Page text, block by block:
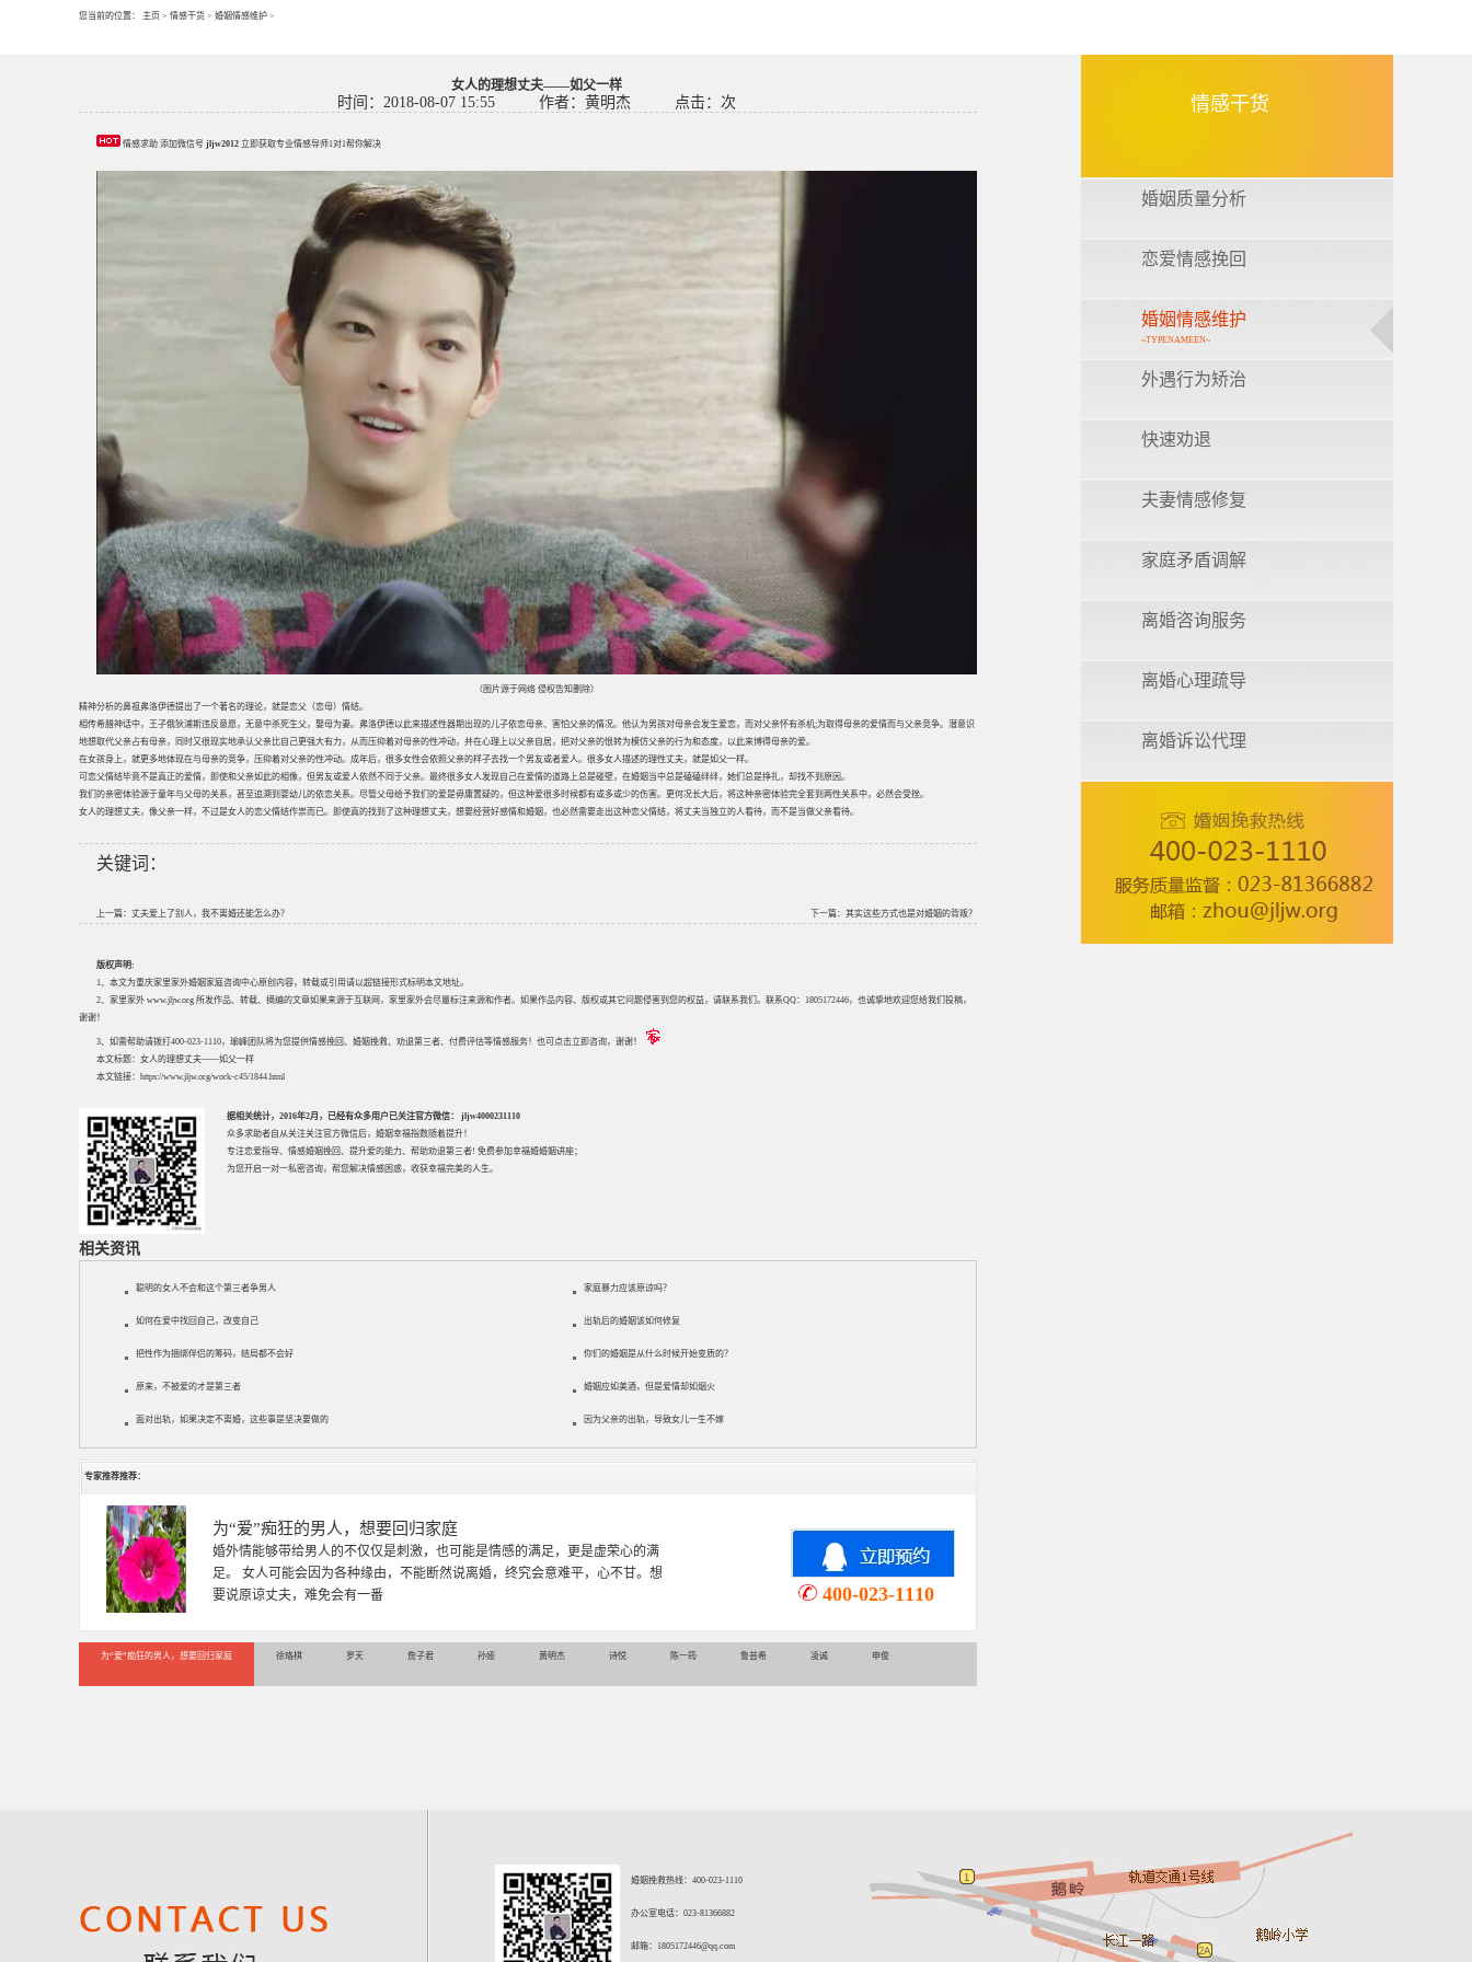
您当前的位置： 主页 > 情感干货 > 婚姻情感维护 >
女人的理想丈夫——如父一样
时间：2018-08-07 15:55 作者：黄明杰 点击： 次
情感求助 添加微信号 jljw2012 立即获取专业情感导师1对1帮你解决
（图片源于网络 侵权告知删除）
精神分析的鼻祖弗洛伊德提出了一个著名的理论，就是恋父（恋母）情结。
相传希腊神话中，王子俄狄浦斯违反意愿，无意中杀死生父，娶母为妻。弗洛伊德以此来描述性器期出现的儿子依恋母亲、害怕父亲的情况。他认为男孩对母亲会发生爱恋，而对父亲怀有杀机;为取得母亲的爱情而与父亲竞争。潜意识
地想取代父亲占有母亲，同时又很现实地承认父亲比自己更强大有力，从而压抑着对母亲的性冲动，并在心理上以父亲自居，把对父亲的恨转为模仿父亲的行为和态度，以此来博得母亲的爱。
在女孩身上，就更多地体现在与母亲的竞争，压抑着对父亲的性冲动。成年后，很多女性会依照父亲的样子去找一个男友或者爱人。很多女人描述的理性丈夫，就是如父一样。
可恋父情结毕竟不是真正的爱情，即使和父亲如此的相像，但男友或爱人依然不同于父亲。最终很多女人发现自己在爱情的道路上总是碰壁，在婚姻当中总是磕磕绊绊，她们总是挣扎，却找不到原因。
我们的亲密体验源于童年与父母的关系，甚至追溯到婴幼儿的依恋关系。尽管父母给予我们的爱是毋庸置疑的，但这种爱很多时候都有或多或少的伤害。更何况长大后，将这种亲密体验完全套到两性关系中，必然会受挫。
女人的理想丈夫，像父亲一样，不过是女人的恋父情结作祟而已。即使真的找到了这种理想丈夫，想要经营好感情和婚姻，也必然需要走出这种恋父情结，将丈夫当独立的人看待，而不是当做父亲看待。
关键词：
上一篇： 丈夫爱上了别人，我不离婚还能怎么办？ 下一篇： 其实这些方式也是对婚姻的背叛？
版权声明:
1、本文为重庆家里家外婚姻家庭咨询中心原创内容，转载或引用请以超链接形式标明本文地址。
2、家里家外 www.jljw.org 所发作品、转载、摘编的文章如果来源于互联网，家里家外会尽量标注来源和作者。如果作品内容、版权或其它问题侵害到您的权益，请联系我们。联系QQ：1805172446，也诚挚地欢迎您给我们投稿，
谢谢！
3、如需帮助请拨打400-023-1110，瑜峰团队将为您提供情感挽回、婚姻挽救、劝退第三者、付费评估等情感服务！也可点击立即咨询，谢谢！
本文标题： 女人的理想丈夫——如父一样
本文链接： https://www.jljw.org/work-c45/1844.html
据相关统计，2016年2月，已经有众多用户已关注官方微信： jljw4000231110
众多求助者自从关注关注官方微信后，婚姻幸福指数随着提升！
专注恋爱指导、 情感婚姻挽回 、提升爱的能力、帮助劝退第三者! 免费参加幸福婚婚姻讲座；
为您开启一对一私密咨询，帮您解决情感困惑，收获幸福完美的人生。
相关资讯
聪明的女人不会和这个第三者争男人 家庭暴力应该原谅吗？
如何在爱中找回自己，改变自己 出轨后的婚姻该如何修复
把性作为捆绑伴侣的筹码，结局都不会好 你们的婚姻是从什么时候开始变质的？
原来，不被爱的才是第三者 婚姻应如美酒，但是爱情却如烟火
面对出轨，如果决定不离婚，这些事是坚决要做的 因为父亲的出轨，导致女儿一生不嫁
专家推荐推荐：
徐珞棋
徐珞棋，婚姻家庭咨询师，毕业于重庆师范大学心理学专业，从事婚姻情感咨询
多年，对婚姻情感分析、恋爱择偶、夫妻关系，情感挽回、家庭关系等咨询超过
千小时，积累了丰富的咨
400-023-1110
为“爱”痴狂的男人，想要回归家庭 徐珞棋 罗天 詹子君 孙娅 黄明杰 诗悦 陈一筠 鲁芸希 凌诚 申俊
情感干货
婚姻质量分析
恋爱情感挽回
婚姻情感维护
~TYPENAMEEN~
外遇行为矫治
快速劝退
夫妻情感修复
家庭矛盾调解
离婚咨询服务
离婚心理疏导
离婚诉讼代理
婚姻挽救热线：400-023-1110
办公室电话：023-81366882
邮箱： 1805172446@qq.com